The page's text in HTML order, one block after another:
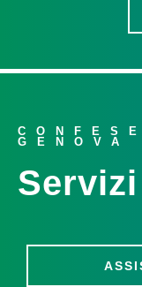
GENOVA
Servizi